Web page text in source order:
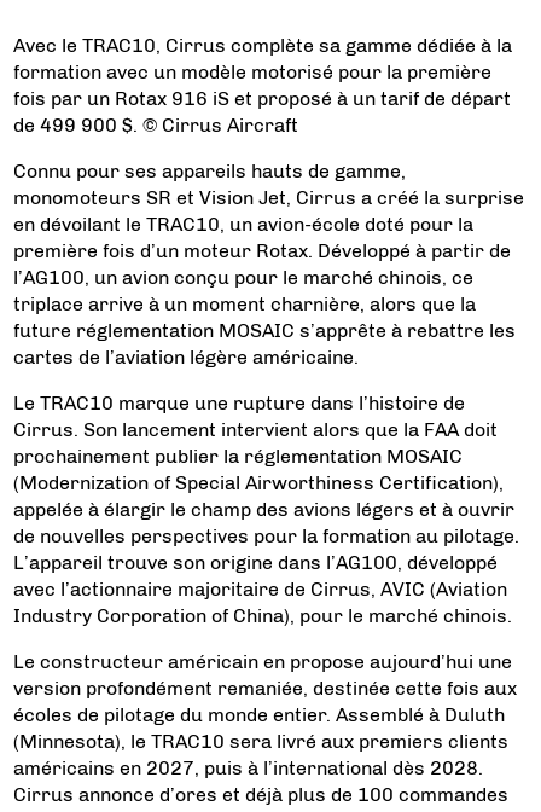
Avec le TRAC10, Cirrus complète sa gamme dédiée à la
formation avec un modèle motorisé pour la première
fois par un Rotax 916 iS et proposé à un tarif de départ
de 499 900 $. © Cirrus Aircraft
Connu pour ses appareils hauts de gamme,
monomoteurs SR et Vision Jet, Cirrus a créé la surprise
en dévoilant le TRAC10, un avion-école doté pour la
première fois d’un moteur Rotax. Développé à partir de
l’AG100, un avion conçu pour le marché chinois, ce
triplace arrive à un moment charnière, alors que la
future réglementation MOSAIC s’apprête à rebattre les
cartes de l’aviation légère américaine.
Le TRAC10 marque une rupture dans l’histoire de
Cirrus. Son lancement intervient alors que la FAA doit
prochainement publier la réglementation MOSAIC
(Modernization of Special Airworthiness Certification),
appelée à élargir le champ des avions légers et à ouvrir
de nouvelles perspectives pour la formation au pilotage.
L’appareil trouve son origine dans l’AG100, développé
avec l’actionnaire majoritaire de Cirrus, AVIC (Aviation
Industry Corporation of China), pour le marché chinois.
Le constructeur américain en propose aujourd’hui une
version profondément remaniée, destinée cette fois aux
écoles de pilotage du monde entier. Assemblé à Duluth
(Minnesota), le TRAC10 sera livré aux premiers clients
américains en 2027, puis à l’international dès 2028.
Cirrus annonce d’ores et déjà plus de 100 commandes